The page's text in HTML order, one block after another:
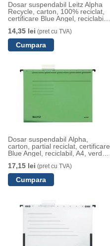
Dosar suspendabil Leitz Alpha
Recycle, carton, 100% reciclat,
certificare Blue Angel, reciclabil,
14,35 lei (pret cu TVA)
Dosar suspendabil Alpha,
carton, partial reciclat, certificare
Blue Angel, reciclabil, A4, verde,
17,15 lei (pret cu TVA)